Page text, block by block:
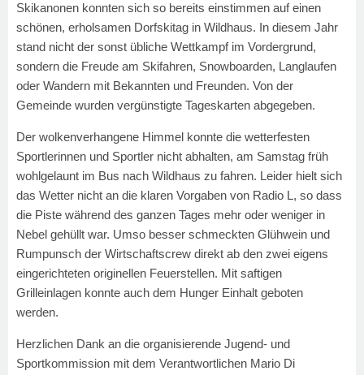
Skikanonen konnten sich so bereits einstimmen auf einen
schönen, erholsamen Dorfskitag in Wildhaus. In diesem Jahr
stand nicht der sonst übliche Wettkampf im Vordergrund,
sondern die Freude am Skifahren, Snowboarden, Langlaufen
oder Wandern mit Bekannten und Freunden. Von der
Gemeinde wurden vergünstigte Tageskarten abgegeben.
Der wolkenverhangene Himmel konnte die wetterfesten
Sportlerinnen und Sportler nicht abhalten, am Samstag früh
wohlgelaunt im Bus nach Wildhaus zu fahren. Leider hielt sich
das Wetter nicht an die klaren Vorgaben von Radio L, so dass
die Piste während des ganzen Tages mehr oder weniger in
Nebel gehüllt war. Umso besser schmeckten Glühwein und
Rumpunsch der Wirtschaftscrew direkt ab den zwei eigens
eingerichteten originellen Feuerstellen. Mit saftigen
Grilleinlagen konnte auch dem Hunger Einhalt geboten
werden.
Herzlichen Dank an die organisierende Jugend- und
Sportkommission mit dem Verantwortlichen Mario Di